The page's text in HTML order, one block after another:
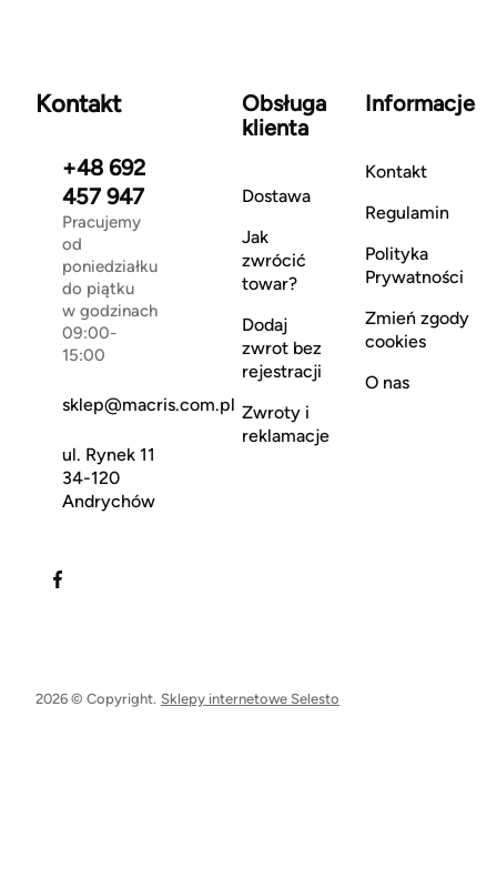
Kontakt
+48 692
457 947
Pracujemy
od
poniedziałku
do piątku
w godzinach
09:00-
15:00
sklep@macris.com.pl
ul. Rynek 11
34-120
Andrychów
Obsługa
klienta
Dostawa
Jak
zwrócić
towar?
Dodaj
zwrot bez
rejestracji
Zwroty i
reklamacje
Informacje
Kontakt
Regulamin
Polityka
Prywatności
Zmień zgody
cookies
O nas
2026 © Copyright. Sklepy internetowe Selesto